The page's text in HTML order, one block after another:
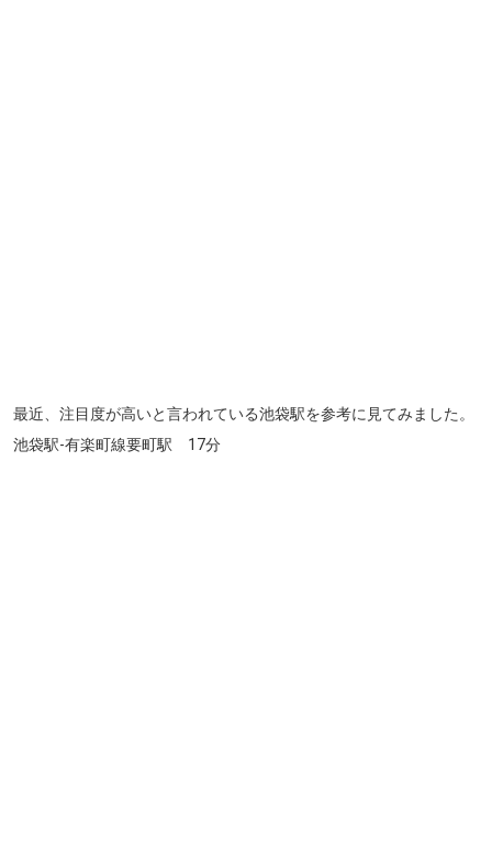
最近、注目度が高いと言われている池袋駅を参考に見てみました。
池袋駅-有楽町線要町駅 17分